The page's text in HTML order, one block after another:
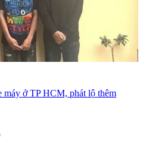
máy ở TP HCM, phát lộ thêm